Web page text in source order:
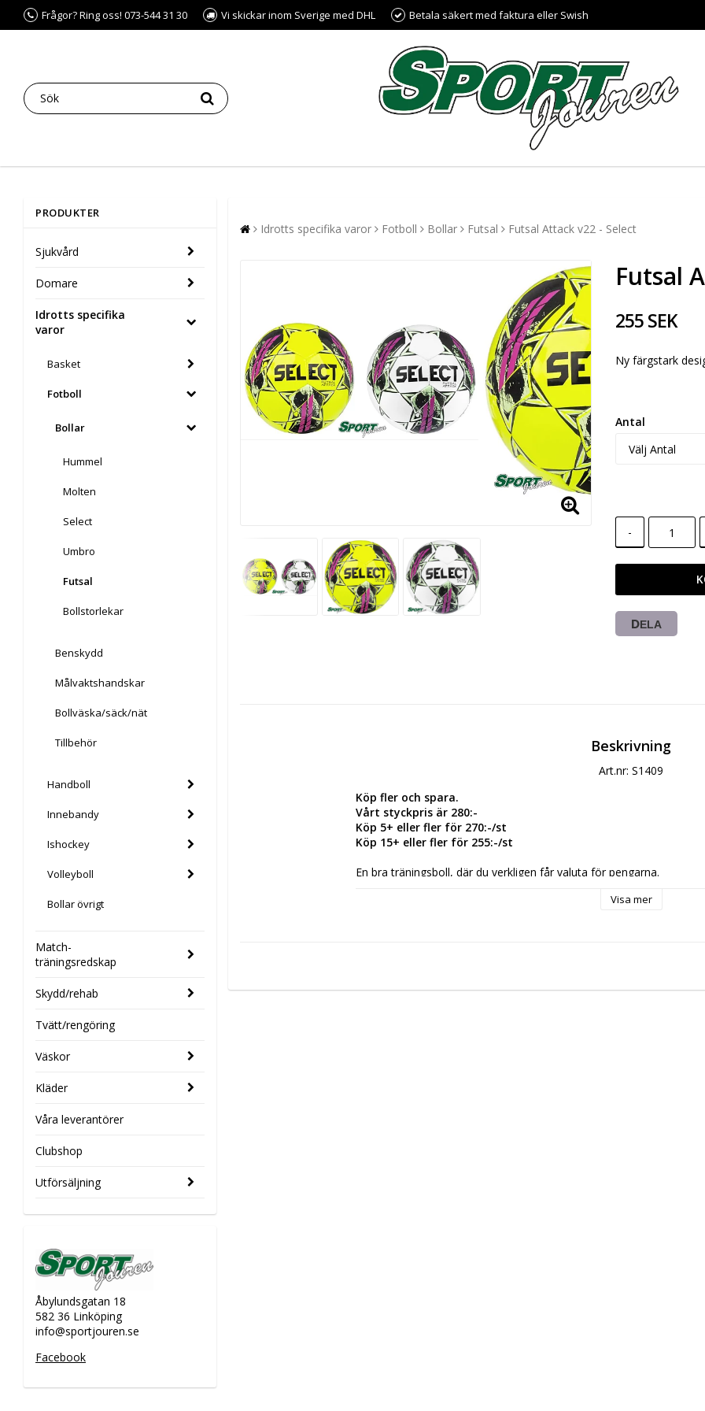
Frågor? Ring oss! 073-544 31 30 Vi skickar inom Sverige med DHL Betala säkert med faktura eller Swish
PRODUKTER
Sjukvård
Domare
Idrotts specifika
varor
Basket
Fotboll
Bollar
Hummel
Molten
Select
Umbro
Futsal
Bollstorlekar
Benskydd
Målvaktshandskar
Bollväska/säck/nät
Tillbehör
Handboll
Innebandy
Ishockey
Volleyboll
Bollar övrigt
Match-
träningsredskap
Skydd/rehab
Tvätt/rengöring
Väskor
Kläder
Våra leverantörer
Clubshop
Utförsäljning
Åbylundsgatan 18
582 36 Linköping
info@sportjouren.se
Facebook
Idrotts specifika varor Fotboll Bollar Futsal Futsal Attack v22 - Select
Futsal
255 SEK
Ny färgstark
Antal
-
DELA
Beskrivning
Art.nr: S1409
Köp fler och spara.
Vårt styckpris är 280:-
Köp 5+ eller fler för 270:-/st
Köp 15+ eller fler för 255:-/st
En bra träningsboll, där du verkligen får valuta för pengarna.
specialutvecklad butylblåsa en pålitlig och mycket dämpad studs,
OBS Utgående modell. Resevation för slutsålt.
Visa mer